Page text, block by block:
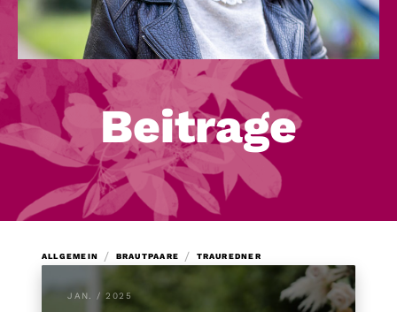
Beitrage
ALLGEMEIN / BRAUTPAARE / TRAUREDNER
JAN. / 2025